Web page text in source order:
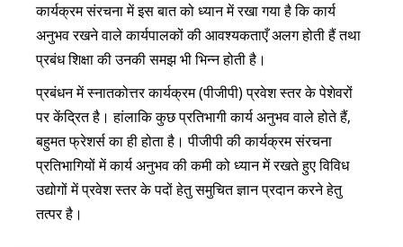
कार्यक्रम संरचना में इस बात को ध्यान में रखा गया है कि कार्य
अनुभव रखने वाले कार्यपालकों की आवश्यकताएँ अलग होती हैं तथा
प्रबंध शिक्षा की उनकी समझ भी भिन्न होती है।
प्रबंधन में स्नातकोत्तर कार्यक्रम (पीजीपी) प्रवेश स्तर के पेशेवरों
पर केंद्रित है। हांलाकि कुछ प्रतिभागी कार्य अनुभव वाले होते हैं,
बहुमत फ्रेशर्स का ही होता है। पीजीपी की कार्यक्रम संरचना
प्रतिभागियों में कार्य अनुभव की कमी को ध्यान में रखते हुए विविध
उद्योगों में प्रवेश स्तर के पदों हेतु समुचित ज्ञान प्रदान करने हेतु
तत्पर है।